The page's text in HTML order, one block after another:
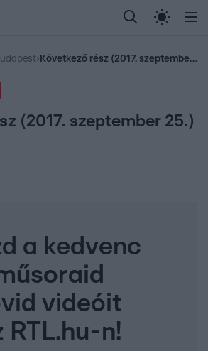
Randi Celeb vagyok,
Most Wanted Gallusz
› Következő rész (2017. szeptember 25.)
(2017. szeptember 25.)
a kedvenc
videóit
RTL.hu-n!